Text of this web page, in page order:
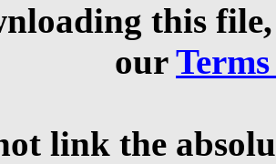
this
our
link the